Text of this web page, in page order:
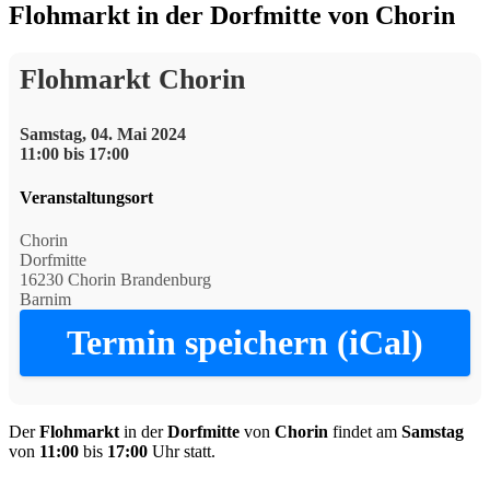
Content
Flohmarkt in der Dorfmitte von Chorin
Flohmarkt Chorin
Samstag, 04. Mai 2024
11:00 bis 17:00
Veranstaltungsort
Chorin
Dorfmitte
16230 Chorin Brandenburg
Barnim
Termin speichern (iCal)
DerFlohmarkt in derDorfmitte von Chorin findet am Samstag
von 11:00 bis 17:00 Uhr statt.